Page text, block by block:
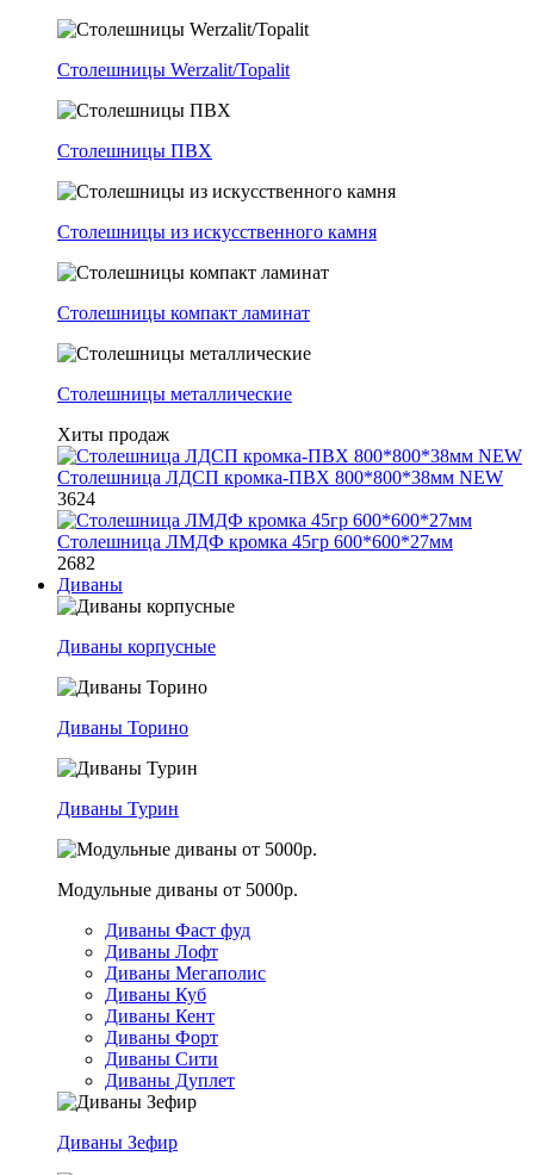
Столешницы Werzalit/Topalit
Столешницы ПВХ
Столешницы из искусственного камня
Столешницы компакт ламинат
Столешницы металлические
Хиты продаж
Столешница ЛДСП кромка-ПВХ 800*800*38мм NEW
3624
Столешница ЛМДФ кромка 45гр 600*600*27мм
2682
Диваны
Диваны корпусные
Диваны Торино
Диваны Турин
Модульные диваны от 5000р.
Диваны Фаст фуд
Диваны Лофт
Диваны Мегаполис
Диваны Куб
Диваны Кент
Диваны Форт
Диваны Сити
Диваны Дуплет
Диваны Зефир